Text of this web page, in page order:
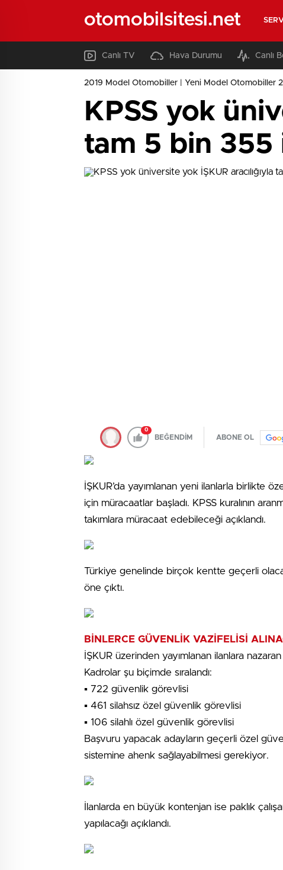
otomobilsitesi.net
Canlı TV Hava Durumu Canlı
2019 Model Otomobiller | Yeni Model Otomobiller
KPSS yok
tam 5 bin 355
0
BEĞENDİM ABONE OL
İŞKUR’da yayımlanan yeni ilanlarla birlikte
için müracaatlar başladı. KPSS kuralının
takımlara müracaat edebileceği açıklandı.
Türkiye genelinde birçok kentte geçerli
öne çıktı.
BİNLERCE GÜVENLİK VAZİFELİSİ
İŞKUR üzerinden yayımlanan ilanlara
Kadrolar şu biçimde sıralandı:
▪️ 722 güvenlik görevlisi
▪️ 461 silahsız özel güvenlik görevlisi
▪️ 106 silahlı özel güvenlik görevlisi
Başvuru yapacak adayların geçerli özel
sistemine ahenk sağlayabilmesi gerekiyor.
İlanlarda en büyük kontenjan ise paklık
yapılacağı açıklandı.